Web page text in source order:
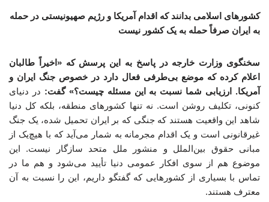
کشورهای اسلامی بدانند که اقدام آمریکا و رژیم صهیونیستی در حمله
به ایران صرفاً حمله به یک کشور نیست
سخنگوی وزارت خارجه در پاسخ به این پرسش که «اخیراً طالبان
اعلام کرده که موضع بی‌طرفی فعال دارد در خصوص جنگ ایران و
آمریکا. ارزیابی شما نسبت به این مسئله چیست؟» گفت: در دنیای
کنونی، تکلیف روشن است. نه تنها کشورهای منطقه، بلکه کل دنیا
شاهد این واقعیت هستند که جنگی که بر ایران تحمیل شده، یک جنگ
غیرقانونی است و یک اقدام مجرمانه به شمار می‌آید که با هیچ‌یک از
مبانی حقوق بین‌الملل و منشور ملل متحد سازگار نیست. این
موضوع هم از سوی افکار عمومی دنیا تأیید می‌شود و هم ما در
تماس با بسیاری از کشورهایی که گفتگو داریم، این را نسبت به آن
معترف هستند.